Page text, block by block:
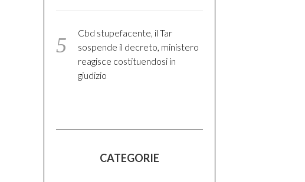
Cbd stupefacente, il Tar
sospende il decreto, ministero
reagisce costituendosi in
giudizio
CATEGORIE